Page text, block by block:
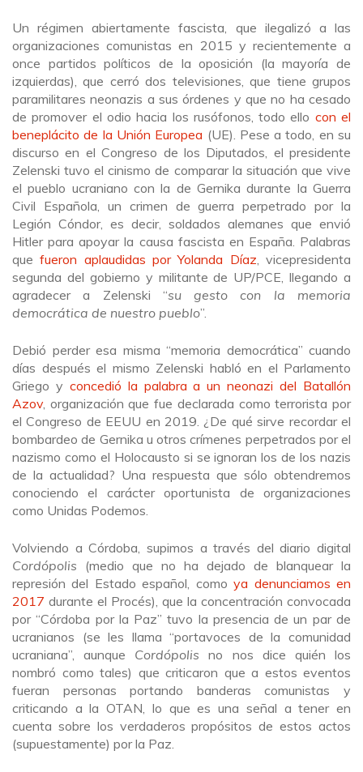
Un régimen abiertamente fascista, que ilegalizó a las
organizaciones comunistas en 2015 y recientemente a
once partidos políticos de la oposición (la mayoría de
izquierdas), que cerró dos televisiones, que tiene grupos
paramilitares neonazis a sus órdenes y que no ha cesado
de promover el odio hacia los rusófonos, todo ello con el
beneplácito de la Unión Europea (UE). Pese a todo, en su
discurso en el Congreso de los Diputados, el presidente
Zelenski tuvo el cinismo de comparar la situación que vive
el pueblo ucraniano con la de Gernika durante la Guerra
Civil Española, un crimen de guerra perpetrado por la
Legión Cóndor, es decir, soldados alemanes que envió
Hitler para apoyar la causa fascista en España. Palabras
quefueron aplaudidas por Yolanda Díaz, vicepresidenta
segunda del gobierno y militante de UP/PCE, llegando a
agradecer a Zelenski “su gesto con la memoria
democrática de nuestro pueblo”.
Debió perder esa misma “memoria democrática” cuando
días después el mismo Zelenski habló en el Parlamento
Griego y concedió la palabra a un neonazi del Batallón
Azov, organización que fue declarada como terrorista por
el Congreso de EEUU en 2019. ¿De qué sirve recordar el
bombardeo de Gernika u otros crímenes perpetrados por el
nazismo como el Holocausto si se ignoran los de los nazis
de la actualidad? Una respuesta que sólo obtendremos
conociendo el carácter oportunista de organizaciones
como Unidas Podemos.
Volviendo a Córdoba, supimos a través del diario digital
Cordópolis (medio que no ha dejado de blanquear la
represión del Estado español, comoya denunciamos en
2017 durante el Procés), que la concentración convocada
por “Córdoba por la Paz” tuvo la presencia de un par de
ucranianos (se les llama “portavoces de la comunidad
ucraniana”, aunque Cordópolis no nos dice quién los
nombró como tales) que criticaron que a estos eventos
fueran personas portando banderas comunistas y
criticando a la OTAN, lo que es una señal a tener en
cuenta sobre los verdaderos propósitos de estos actos
(supuestamente) por la Paz.